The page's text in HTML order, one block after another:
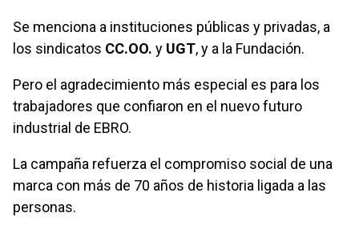
Se menciona a instituciones públicas y privadas, a
los sindicatos CC.OO. y UGT, y a la Fundación.
Pero el agradecimiento más especial es para los
trabajadores que confiaron en el nuevo futuro
industrial de EBRO.
La campaña refuerza el compromiso social de una
marca con más de 70 años de historia ligada a las
personas.